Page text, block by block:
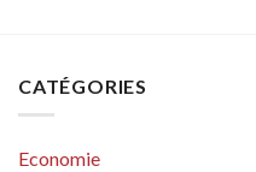
CATÉGORIES
Economie